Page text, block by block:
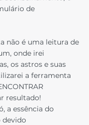
de
não é uma leitura de
onde irei
os astros e suas
a ferramenta
resultado!
a essência do
devido